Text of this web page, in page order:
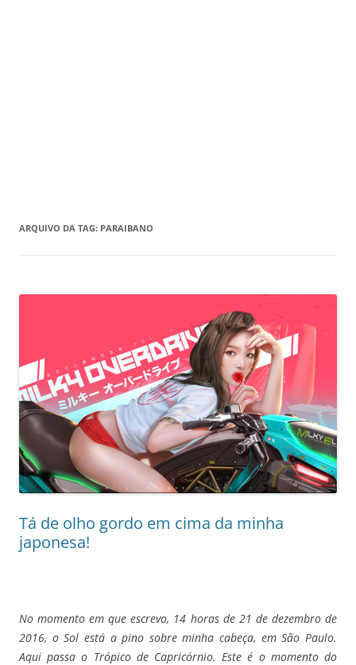
ARQUIVO DA TAG: PARAIBANO
Tá de olho gordo em cima da minha
japonesa!
No momento em que escrevo, 14 horas de 21 de dezembro de
2016, o Sol está a pino sobre minha cabeça, em São Paulo.
Aqui passa o Trópico de Capricórnio. Este é o momento do